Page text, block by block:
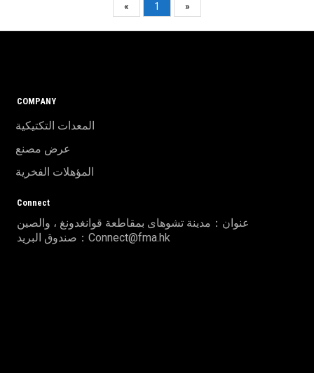
« 1 »
COMPANY
المعدات التكتيكية
عرض مصنع
المؤهلات الفخرية
Connect
عنوان：مدينة تشوهاى بمقاطعة قوانغدونغ ، والصين
صندوق البريد：Connect@fma.hk